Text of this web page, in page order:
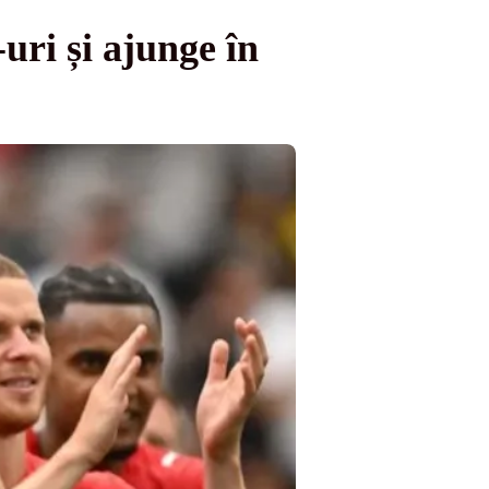
și ajunge în